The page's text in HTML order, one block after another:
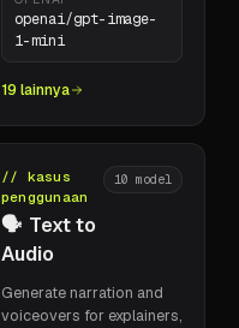
openai/gpt-image-
1-mini
19 lainnya
// kasus
penggunaan
🗣️ Text to
Audio
10 model
Generate narration and
voiceovers for explainers,